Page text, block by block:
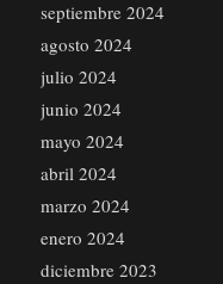
septiembre 2024
agosto 2024
julio 2024
junio 2024
mayo 2024
abril 2024
marzo 2024
enero 2024
diciembre 2023